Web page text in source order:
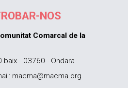
NOS
Comarcal de la
baix - 03760 - Ondara
macma@macma.org